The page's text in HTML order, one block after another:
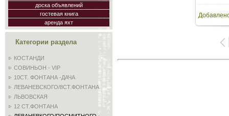
доска объявлений
гостевая книга
аренда яхт
Категории раздела
КОСТАНДИ
СОВИНЬОН - VIP
10СТ. ФОНТАНА -ДАЧА
ЛЕВАНЕВСКОГО/8СТ.ФОНТАНА
ЛЬВОВСКАЯ
12 СТ.ФОНТАНА